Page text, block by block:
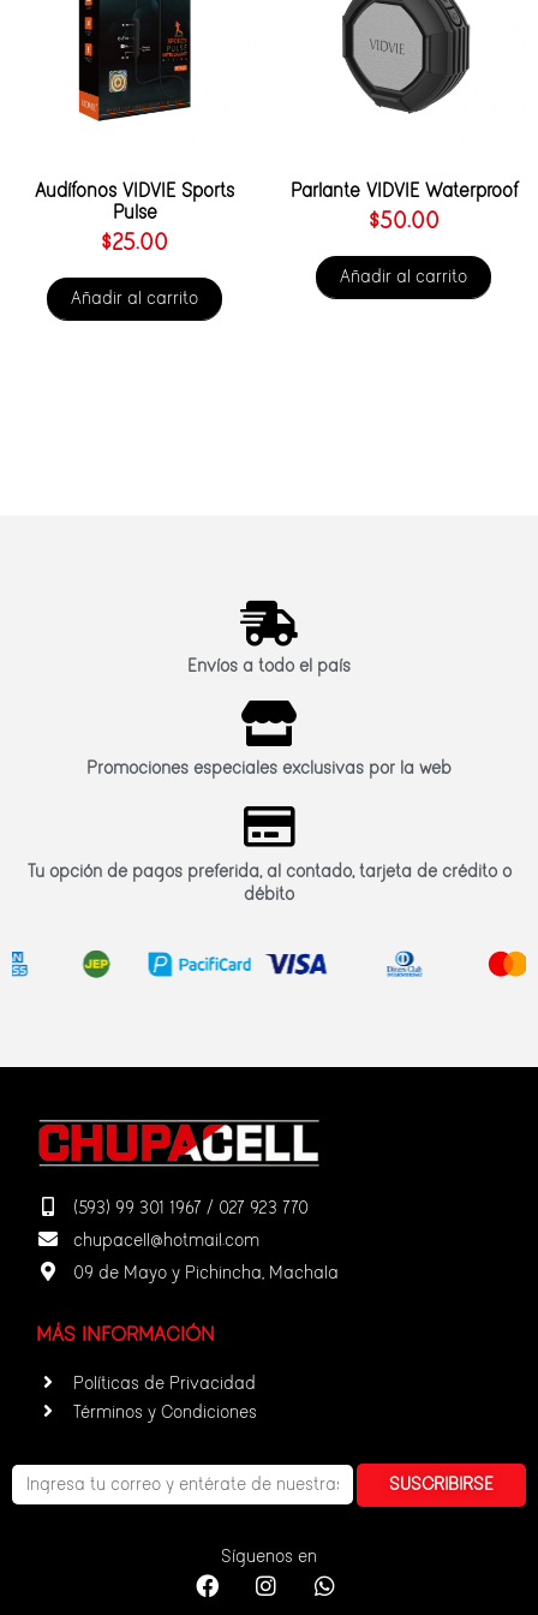
Audífonos VIDVIE Sports
Pulse
$25.00
Añadir al carrito
Parlante VIDVIE Waterproof
$50.00
Añadir al carrito
Envíos a todo el país
Promociones especiales exclusivas por la web
Tu opción de pagos preferida, al contado, tarjeta de crédito o
débito
(593) 99 301 1967 / 027 923 770
chupacell@hotmail.com
09 de Mayo y Pichincha, Machala
MÁS INFORMACIÓN
Políticas de Privacidad
Términos y Condiciones
SUSCRIBIRSE
Síguenos en